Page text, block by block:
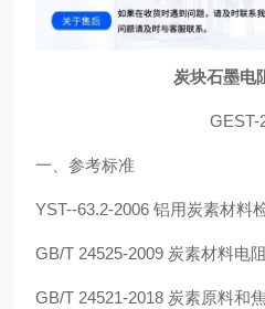
炭块石墨电
GEST-
一、参考标准
YST--63.2-2006 铝用炭素材料
GB/T 24525-2009 炭素材料电
GB/T 24521-2018 炭素原料和